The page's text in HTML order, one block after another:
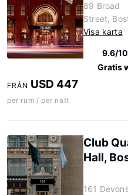
89 Broad
Street,
Visa karta
9.6/10
Gratis
FRÅN USD 447
per rum / per natt
Club
Hall,
161